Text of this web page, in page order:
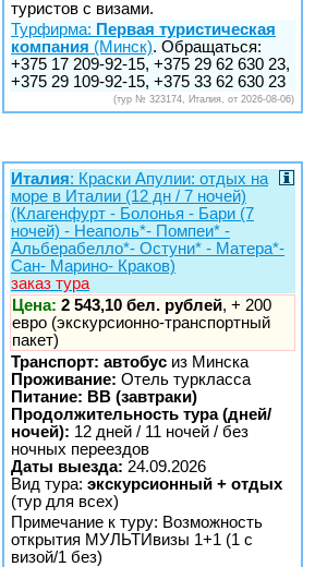
туристов с визами.
Турфирма: Первая туристическая
компания (Минск). Обращаться:
+375 17 209-92-15, +375 29 62 630 23,
+375 29 109-92-15, +375 33 62 630 23
(тур № 323174, Италия, от 2026-08-06)
Италия: Краски Апулии: отдых на
море в Италии (12 дн / 7 ночей)
(Клагенфурт - Болонья - Бари (7
ночей) - Неаполь*- Помпеи* -
Альберабелло*- Остуни* - Матера*-
Сан- Марино- Краков)
заказ тура
Цена: 2 543,10 бел. рублей, + 200
евро (экскурсионно-транспортный
пакет)
Транспорт: автобус из Минска
Проживание: Отель туркласса
Питание: BB (завтраки)
Продолжительность тура (дней/
ночей): 12 дней / 11 ночей / без
ночных переездов
Даты выезда: 24.09.2026
Вид тура: экскурсионный + отдых
(тур для всех)
Примечание к туру: Возможность
открытия МУЛЬТИвизы 1+1 (1 с
визой/1 без)